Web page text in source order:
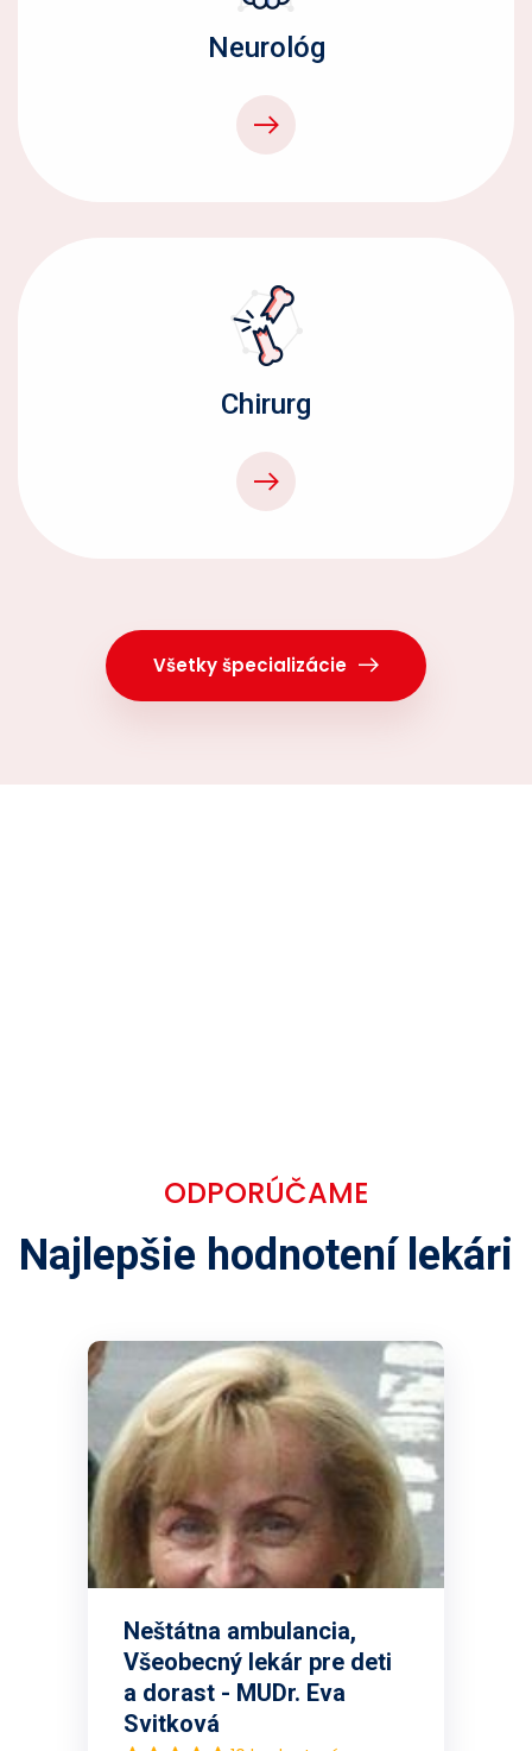
Neurológ
Chirurg
Všetky špecializácie
ODPORÚČAME
Najlepšie hodnotení lekári
Neštátna ambulancia,
Všeobecný lekár pre deti
a dorast - MUDr. Eva
Svitková